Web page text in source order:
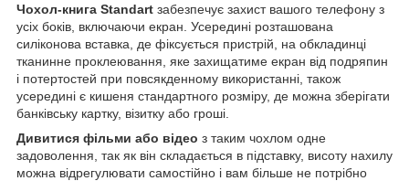
Чохол-книга Standart забезпечує захист вашого телефону з
усіх боків, включаючи екран. Усередині розташована
силіконова вставка, де фіксується пристрій, на обкладинці
тканинне проклеювання, яке захищатиме екран від подряпин
і потертостей при повсякденному використанні, також
усередині є кишеня стандартного розміру, де можна зберігати
банківську картку, візитку або гроші.
Дивитися фільми або відео з таким чохлом одне
задоволення, так як він складається в підставку, висоту нахилу
можна відрегулювати самостійно і вам більше не потрібно